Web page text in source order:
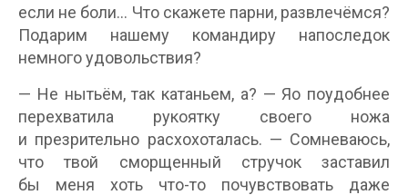
если не боли… Что скажете парни, развлечёмся?
Подарим нашему командиру напоследок
немного удовольствия?
— Не нытьём, так катаньем, а? — Яо поудобнее
перехватила рукоятку своего ножа
и презрительно расхохоталась. — Сомневаюсь,
что твой сморщенный стручок заставил
бы меня хоть что-то почувствовать даже